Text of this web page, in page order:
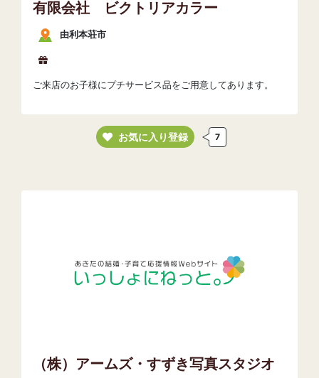
有限会社 ビクトリアカラー
由利本荘市
ご来店のお子様にプチサービス品をご用意してあります。
お気に入り登録 7
（株）アームズ・すずき写真スタジオ